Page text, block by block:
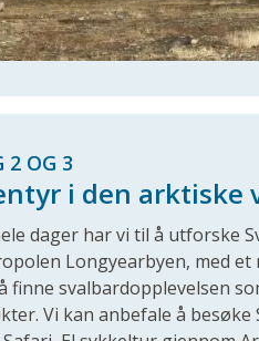
2 OG 3
i den arktiske
dager har vi til å utforske
Longyearbyen, med
finne svalbardopplevelsen
Vi kan anbefale å